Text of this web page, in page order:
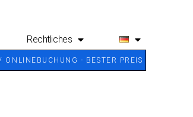
Rechtliches
- BESTER PREIS